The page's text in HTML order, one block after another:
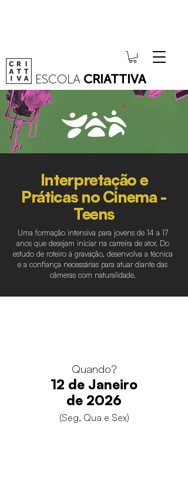
ESCOLA CRIATTIVA
Interpretação e
Práticas no Cinema -
Teens
Uma formação intensiva para jovens de 14 a 17
anos que desejam iniciar na carreira de ator. Do
estudo de roteiro à gravação, desenvolva a técnica
e a confiança necessárias para atuar diante das
câmeras com naturalidade.
Quando?
12 de Janeiro
de 2026
(Seg, Qua e Sex)